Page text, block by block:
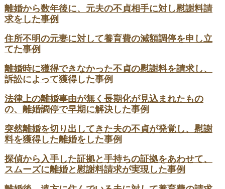
離婚から数年後に、元夫の不貞相手に対し慰謝料請
求をした事例
住所不明の元妻に対して養育費の減額調停を申し立
てた事例
離婚時に獲得できなかった不貞の慰謝料を請求し、
訴訟によって獲得した事例
法律上の離婚事由が無く長期化が見込まれたもの
の、離婚調停で早期に解決した事例
突然離婚を切り出してきた夫の不貞が発覚し、慰謝
料を獲得した離婚をした事例
探偵から入手した証拠と手持ちの証拠をあわせて、
スムーズに離婚と慰謝料請求が実現した事例